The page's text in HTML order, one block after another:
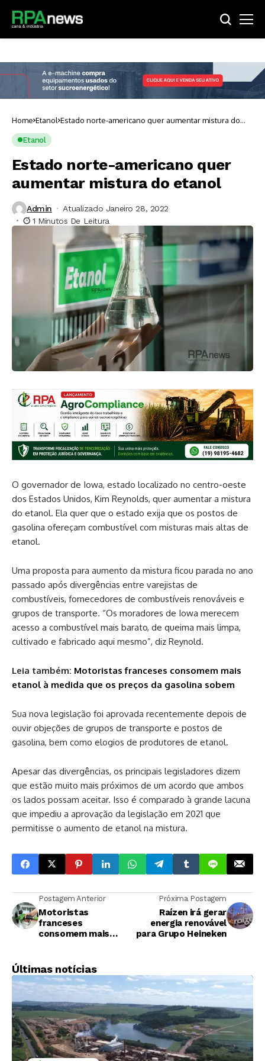
Home Etanol Estado norte-americano quer aumentar mistura do
Etanol
Estado norte-americano quer
aumentar mistura do etanol
Admin
Atualizado Janeiro 28, 2022
1 Minutos De Leitura
O governador de Iowa, estado localizado no centro-oeste
dos Estados Unidos, Kim Reynolds, quer aumentar a mistura
do etanol. Ela quer que o estado exija que os postos de
gasolina ofereçam combustível com misturas mais altas de
etanol.
Uma proposta para aumento da mistura ficou parada no ano
passado após divergências entre varejistas de
combustíveis, fornecedores de combustíveis renováveis ​​e
grupos de transporte. “Os moradores de Iowa merecem
acesso a combustível mais barato, de queima mais limpa,
cultivado e fabricado aqui mesmo”, diz Reynold.
Leia também: Motoristas franceses consomem mais
etanol à medida que os preços da gasolina sobem
Sua nova legislação foi aprovada recentemente depois de
ouvir objeções de grupos de transporte e postos de
gasolina, bem como elogios de produtores de etanol.
Apesar das divergências, os principais legisladores dizem
que estão muito mais próximos de um acordo que ambos
os lados possam aceitar. Isso é comparado à grande lacuna
que impediu a aprovação da legislação em 2021 que
permitisse o aumento de etanol na mistura.
Postagem Anterior
Motoristas
franceses
consomem mais
gasolina sobem
Próxima Postagem
Raízen irá gerar
energia renovável
para Grupo Heineken
Últimas notícias